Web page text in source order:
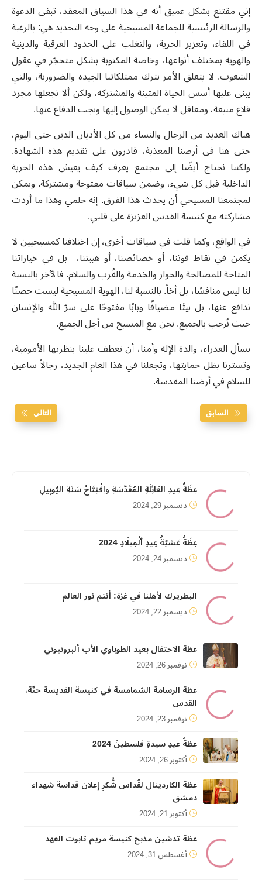
إني مقتنع بشكل عميق أنه في هذا السياق المعقد، تبقى الدعوة
والرسالة الرئيسية للجماعة المسيحية على وجه التحديد هي: بالرغبة
في اللقاء، وتعزيز الحرية، والتغلب على الحدود العرقية والدينية
والهوية بمختلف أنواعها، وخاصة المكتوبة بشكل متحجّر في عقول
الشعوب. لا يتعلق الأمر بترك ممتلكاتنا الجيدة والضرورية، والتي
يبنى عليها أسس الحياة المتينة والمشتركة، ولكن ألا نجعلها مجرد
قلاع منيعة، ومعاقل لا يمكن الوصول إليها ويجب الدفاع عنها.
هناك العديد من الرجال والنساء من كل الأديان الذين حتى اليوم،
حتى هنا في أرضنا المعذبة، قادرون على تقديم هذه الشهادة.
ولكننا نحتاج أيضًا إلى مجتمع يعرف كيف يعيش هذه الحرية
الداخلية قبل كل شيء، وضمن سياقات مفتوحة ومشتركة. ويمكن
لمجتمعنا المسيحي أن يحدث هذا الفرق. إنه حلمي وهذا ما أردت
مشاركته مع كنيسة القدس العزيزة على قلبي.
في الواقع، وكما قلت في سياقات أخرى، إن اختلافنا كمسيحيين لا
يكمن في نقاط قوتنا، أو خصائصنا، أو هيبتنا، بل في خياراتنا
المتاحة للمصالحة والحوار والخدمة والقُرب والسلام. فالآخر بالنسبة
لنا ليس منافسًا، بل أخاً. بالنسبة لنا، الهوية المسيحية ليست حصنًا
ندافع عنها، بل بيتًا مضيافًا وبابًا مفتوحًا على سرّ الله والإنسان
حيث نُرحب بالجميع. نحن مع المسيح من أجل الجميع.
نسأل العذراء، والدة الإله وأمنا، أن تعطف علينا بنظرتها الأمومية،
وتسترنا بظل حمايتها، وتجعلنا في هذا العام الجديد، رجالاً ساعين
للسلام في أرضنا المقدسة.
السابق التالي
عِظَةُ عِيدِ العَائِلَةِ المُقَدَّسَةِ واِفْتِتَاحُ سَنَةِ اليُوبِيلِ
ديسمبر 29, 2024
عِظَةُ عَشيّةُ عِيدِ ٱلْمِيلَادِ 2024
ديسمبر 24, 2024
البطريرك لأهلنا في غزة: أنتم نور العالم
ديسمبر 22, 2024
عظة الاحتفال بعيد الطوباوي الأب ألبرونيوني
نوفمبر 26, 2024
عظة الرسامة الشمامسة في كنيسة القديسة حنّة،
القدس
نوفمبر 23, 2024
عظةُ عيدِ سيدةِ فلسطينَ 2024
أكتوبر 26, 2024
عظة الكاردينال لقُداس شُّكرِ إعلان قداسة شهداء
دمشق
أكتوبر 21, 2024
عظة تدشين مذبح كنيسة مريم تابوت العهد
أغسطس 31, 2024